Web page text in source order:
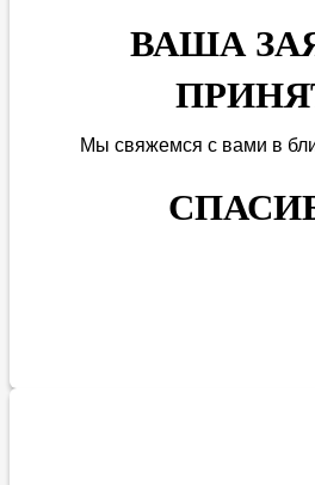
ВАША
Мы свяжемся с вами в